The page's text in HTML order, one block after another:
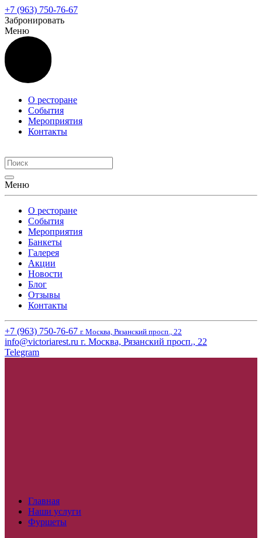
+7 (963) 750-76-67
Забронировать
Меню
О ресторане
События
Мероприятия
Контакты
Меню
О ресторане
События
Мероприятия
Банкеты
Галерея
Акции
Новости
Блог
Отзывы
Контакты
+7 (963) 750-76-67 г. Москва, Рязанский просп., 22
info@victoriarest.ru г. Москва, Рязанский просп., 22
Telegram
Главная
Наши услуги
Фуршеты